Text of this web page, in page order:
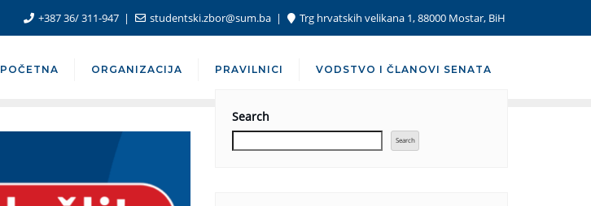
+387 36/ 311-947 studentski.zbor@sum.ba Trg hrvatskih velikana 1, 88000 Mostar, BiH
POČETNA ORGANIZACIJA PRAVILNICI VODSTVO I ČLANOVI SENATA
Search
Search